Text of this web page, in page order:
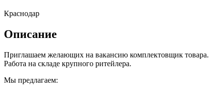
Краснодар
Описание
Приглашаем желающих на вакансию комплектовщик товара.
Работа на складе крупного ритейлера.
Мы предлагаем: